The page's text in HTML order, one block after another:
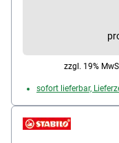
Farbe: transparent-
zzgl. 19%
sofort lieferbar,